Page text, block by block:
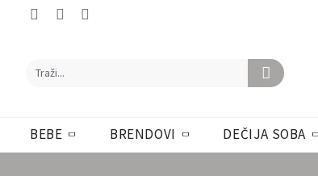
BEBE BRENDOVI DEČIJA SOBA